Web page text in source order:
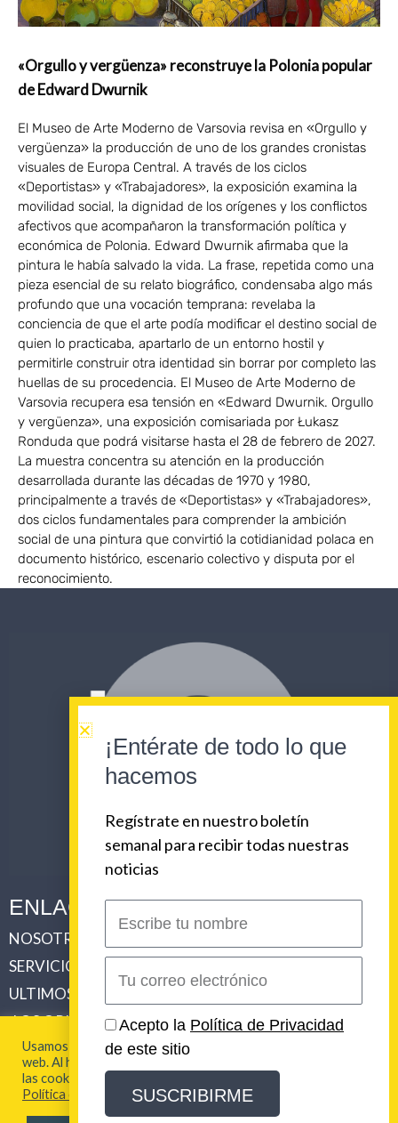
«Orgullo y vergüenza» reconstruye la Polonia popular
de Edward Dwurnik
El Museo de Arte Moderno de Varsovia revisa en «Orgullo y
vergüenza» la producción de uno de los grandes cronistas
visuales de Europa Central. A través de los ciclos
«Deportistas» y «Trabajadores», la exposición examina la
movilidad social, la dignidad de los orígenes y los conflictos
afectivos que acompañaron la transformación política y
económica de Polonia. Edward Dwurnik afirmaba que la
pintura le había salvado la vida. La frase, repetida como una
pieza esencial de su relato biográfico, condensaba algo más
profundo que una vocación temprana: revelaba la
conciencia de que el arte podía modificar el destino social de
quien lo practicaba, apartarlo de un entorno hostil y
permitirle construir otra identidad sin borrar por completo las
huellas de su procedencia. El Museo de Arte Moderno de
Varsovia recupera esa tensión en «Edward Dwurnik. Orgullo
y vergüenza», una exposición comisariada por Łukasz
Ronduda que podrá visitarse hasta el 28 de febrero de 2027.
La muestra concentra su atención en la producción
desarrollada durante las décadas de 1970 y 1980,
principalmente a través de «Deportistas» y «Trabajadores»,
dos ciclos fundamentales para comprender la ambición
social de una pintura que convirtió la cotidianidad polaca en
documento histórico, escenario colectivo y disputa por el
reconocimiento.
ENLACES CORPORATIVOS
NOSOTROS
SERVICIOS
ULTIMOS TRABAJOS
LOS ORIGENES DE URBAN BEAT
CONTACTO
2026 Urban Beat Contenidos
Usamos cookies para brindarte la mejor experiencia en esta
web. Al hacer clic en "Aceptar todo", acepta el uso de TODAS
las cookies. Para más información visita nuestra
Política de Cookies
¡Entérate de todo lo que
hacemos
Regístrate en nuestro boletín
semanal para recibir todas nuestras
noticias
nombre
electrónico
Acepto la Política de Privacidad
de este sitio
SUSCRIBIRME